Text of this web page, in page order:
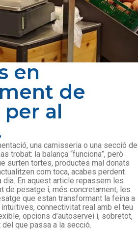
en
de
al
una carnisseria o una secció de
trobat: la balança “funciona”, però
surten tortes, productes mal donats
com toca, acabes perdent
dia. En aquest article repassem les
de pesatge i, més concretament, les
que estan transformant la feina a
connectivitat real amb el teu
opcions d’autoservei i, sobretot,
que passa a la secció.